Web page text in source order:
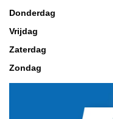
Donderdag
Vrijdag
Zaterdag
Zondag